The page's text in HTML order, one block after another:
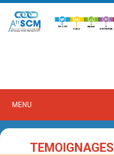
MENU